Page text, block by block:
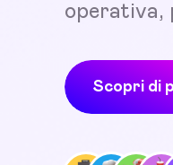
operativa,
Scopri di